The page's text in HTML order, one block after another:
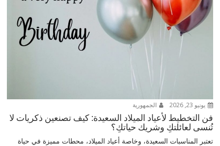
يونيو 23, 2026 الجمهورية
فن التخطيط لأعياد الميلاد السعيدة: كيف تصنعين ذكريات لا
تُنسى لعائلتكِ وشريك حياتكِ؟
تعتبر المناسبات السعيدة، وخاصة أعياد الميلاد، محطات مميزة في حياة